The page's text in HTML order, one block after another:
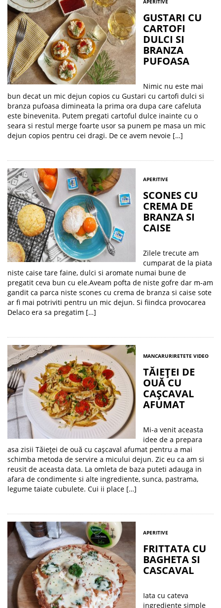
APERITIVE
GUSTARI CU
CARTOFI
DULCI SI
BRANZA
PUFOASA
Nimic nu este mai
bun decat un mic dejun copios cu Gustari cu cartofi dulci si
branza pufoasa dimineata la prima ora dupa care cafeluta
este binevenita. Putem pregati cartoful dulce inainte cu o
seara si restul merge foarte usor sa punem pe masa un mic
dejun copios pentru cei dragi. De ce avem nevoie […]
APERITIVE
SCONES CU
CREMA DE
BRANZA SI
CAISE
Zilele trecute am
cumparat de la piata
niste caise tare faine, dulci si aromate numai bune de
pregatit ceva bun cu ele.Aveam pofta de niste gofre dar m-am
gandit ca parca niste scones cu crema de branza si caise sote
ar fi mai potriviti pentru un mic dejun. Si fiindca provocarea
Delaco era sa pregatim […]
MANCARURIRETETE VIDEO
TĂIEȚEI DE
OUĂ CU
CAȘCAVAL
AFUMAT
Mi-a venit aceasta
idee de a prepara
asa zisii Tăieței de ouă cu cașcaval afumat pentru a mai
schimba metoda de servire a micului dejun. Zic eu ca am si
reusit de aceasta data. La omleta de baza puteti adauga in
afara de condimente si alte ingrediente, sunca, pastrama,
legume taiate cubulete. Cui ii place […]
APERITIVE
FRITTATA CU
BAGHETA SI
CASCAVAL
Iata cu cateva
ingrediente simple